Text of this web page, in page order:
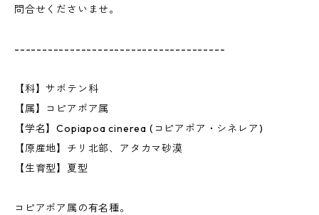
問合せくださいませ。
--------------------------------------
【科】サボテン科
【属】コピアポア属
【学名】Copiapoa cinerea (コピアポア・シネレア)
【原産地】チリ北部、アタカマ砂漠
【生育型】夏型
コピアポア属の有名種。